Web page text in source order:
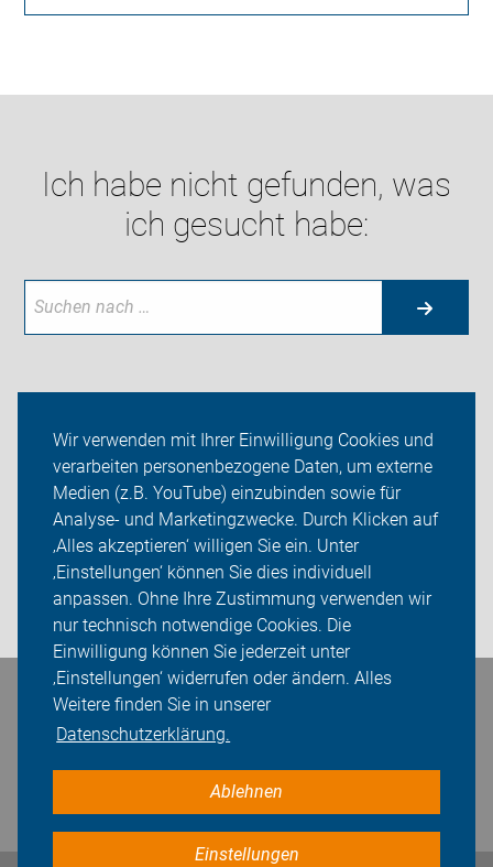
Wir verwenden mit Ihrer Einwilligung Cookies und
verarbeiten personenbezogene Daten, um externe
Medien (z.B. YouTube) einzubinden sowie für
Analyse- und Marketingzwecke. Durch Klicken auf
‚Alles akzeptieren‘ willigen Sie ein. Unter
‚Einstellungen‘ können Sie dies individuell
anpassen. Ohne Ihre Zustimmung verwenden wir
nur technisch notwendige Cookies. Die
Einwilligung können Sie jederzeit unter
‚Einstellungen‘ widerrufen oder ändern. Alles
Weitere finden Sie in unserer
Datenschutzerklärung.
Ablehnen
Einstellungen
Ich habe nicht gefunden, was
ich gesucht habe:
ADFC Bautzen
Sei dabei
Presse
Login
Bleiben Sie in Kontakt